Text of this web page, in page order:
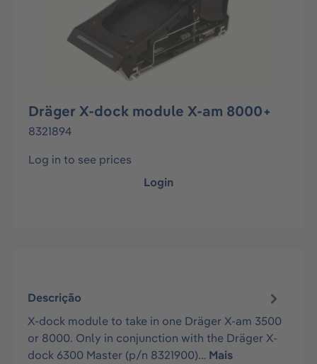
Dräger X-dock module X-am 8000+
8321894
Log in to see prices
Login
Descrição
X-dock module to take in one Dräger X-am 3500
or 8000. Only in conjunction with the Dräger X-
dock 6300 Master (p/n 8321900)… Mais